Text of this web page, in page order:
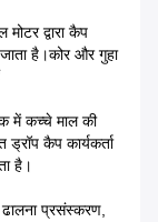
द्वारा कैप
है।कोर और गुहा
में कच्चे माल की
कैप कार्यकर्ता
है।
ढालना प्रसंस्करण,